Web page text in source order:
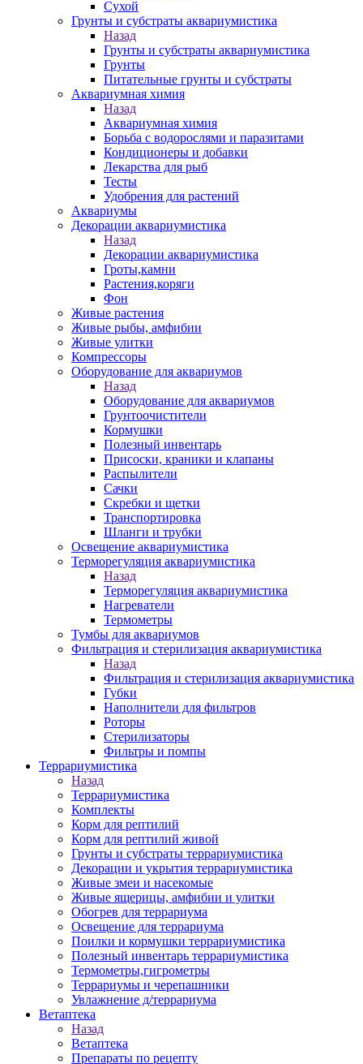
Сухой
Грунты и субстраты аквариумистика
Назад
Грунты и субстраты аквариумистика
Грунты
Питательные грунты и субстраты
Аквариумная химия
Назад
Аквариумная химия
Борьба с водорослями и паразитами
Кондиционеры и добавки
Лекарства для рыб
Тесты
Удобрения для растений
Аквариумы
Декорации аквариумистика
Назад
Декорации аквариумистика
Гроты,камни
Растения,коряги
Фон
Живые растения
Живые рыбы, амфибии
Живые улитки
Компрессоры
Оборудование для аквариумов
Назад
Оборудование для аквариумов
Грунтоочистители
Кормушки
Полезный инвентарь
Присоски, краники и клапаны
Распылители
Сачки
Скребки и щетки
Транспортировка
Шланги и трубки
Освещение аквариумистика
Терморегуляция аквариумистика
Назад
Терморегуляция аквариумистика
Нагреватели
Термометры
Тумбы для аквариумов
Фильтрация и стерилизация аквариумистика
Назад
Фильтрация и стерилизация аквариумистика
Губки
Наполнители для фильтров
Роторы
Стерилизаторы
Фильтры и помпы
Террариумистика
Назад
Террариумистика
Комплекты
Корм для рептилий
Корм для рептилий живой
Грунты и субстраты террариумистика
Декорации и укрытия террариумистика
Живые змеи и насекомые
Живые ящерицы, амфибии и улитки
Обогрев для террариума
Освещение для террариума
Поилки и кормушки террариумистика
Полезный инвентарь террариумистика
Термометры,гигрометры
Террариумы и черепашники
Увлажнение д/террариума
Ветаптека
Назад
Ветаптека
Препараты по рецепту